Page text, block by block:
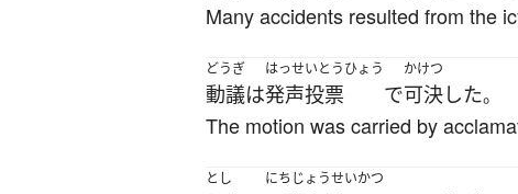
Many accidents resulted from the
どうぎ
動議は
はっせいとうひょう
発声投票 で
かけつ
可決した。
The motion was carried by
とし
にちじょうせいかつ